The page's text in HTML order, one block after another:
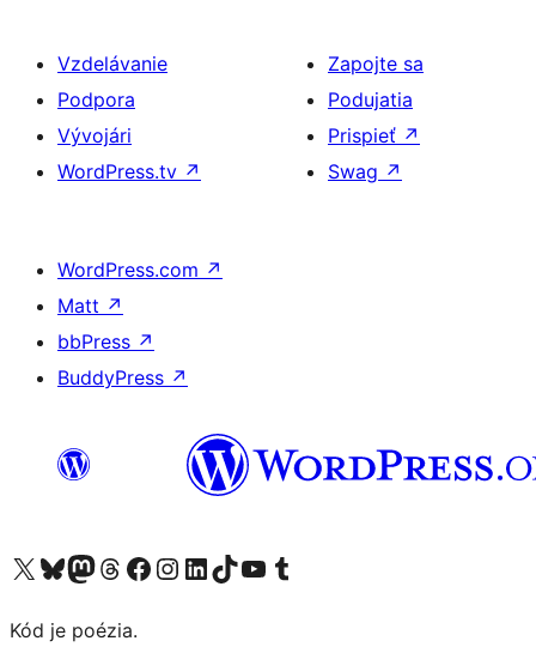
Vzdelávanie
Podpora
Vývojári
WordPress.tv ↗
Zapojte sa
Podujatia
Prispieť ↗
Swag ↗
WordPress.com ↗
Matt ↗
bbPress ↗
BuddyPress ↗
Navštívte náš účet na X (predtým Twitter)
Navštívte náš účet na platforme Bluesky
Navštívte náš účet na Mastodone
Navštívte náš účet na platforme Threads
Navštívte našu stránku na Facebooku
Navštívte náš účet Instagram
Navštívte náš účet LinkedIn
Navštívte náš účet na platforme TikTok
Navštívte náš kanál YouTube
Navštívte náš účet na platforme Tumblr
Kód je poézia.